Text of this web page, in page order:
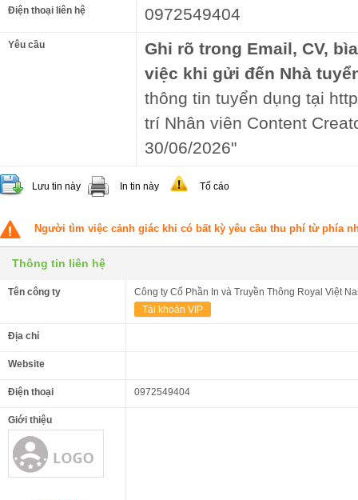
Điện thoại liên hệ 0972549404
Yêu cầu
Ghi rõ trong Email, CV,
việc khi gửi đến Nhà
thông tin tuyển dụng tại
trí Nhân viên Content
30/06/2026"
Lưu tin này In tin này Tố cáo
Người tìm việc cảnh giác khi có bất kỳ yêu cầu thu phí từ phía
Thông tin liên hệ
Tên công ty
Công ty Cổ Phần In và Truyền Thông Royal Việt
Tài khoản VIP
Địa chỉ
Website
Điện thoại 0972549404
Giới thiệu